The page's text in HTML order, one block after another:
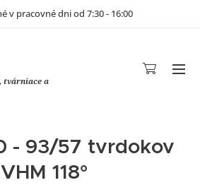
v pracovné dni od 7:30 - 16:00
tvárniace a
- 93/57 tvrdokov
118°